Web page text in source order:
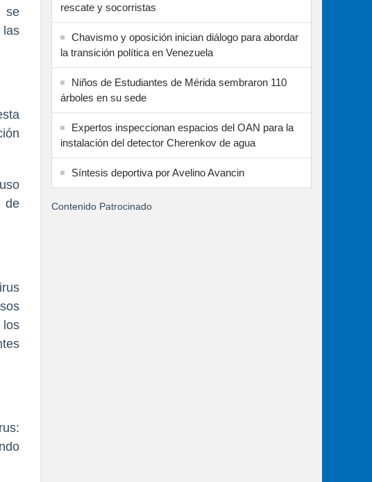
se
las
de
los
rescate y socorristas
Chavismo y oposición inician diálogo para abordar
la transición política en Venezuela
Niños de Estudiantes de Mérida sembraron 110
árboles en su sede
Expertos inspeccionan espacios del OAN para la
instalación del detector Cherenkov de agua
Síntesis deportiva por Avelino Avancin
Contenido Patrocinado